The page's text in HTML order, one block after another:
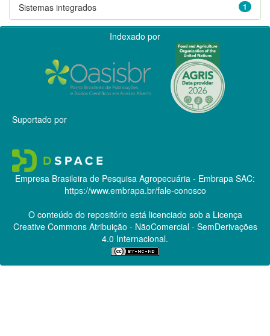
1
Sistemas integrados
Indexado por
Suportado por
Empresa Brasileira de Pesquisa Agropecuária - Embrapa SAC:
https://www.embrapa.br/fale-conosco
O conteúdo do repositório está licenciado sob a Licença
Creative CommonsAtribuição - NãoComercial - SemDerivações
4.0 Internacional.